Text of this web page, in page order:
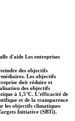
d'aide Les entreprises
des objectifs
Les objectifs
doit réduire et
des objectifs
à 1,5°C. L'efficacité de
et de la transparence
les objectifs climatiques
Initiative (SBTi).